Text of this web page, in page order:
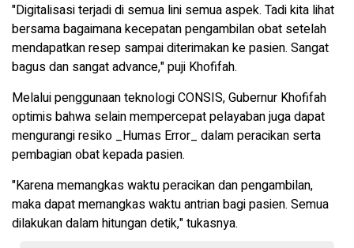
"Digitalisasi terjadi di semua lini semua aspek. Tadi kita lihat
bersama bagaimana kecepatan pengambilan obat setelah
mendapatkan resep sampai diterimakan ke pasien. Sangat
bagus dan sangat advance," puji Khofifah.
Melalui penggunaan teknologi CONSIS, Gubernur Khofifah
optimis bahwa selain mempercepat pelayaban juga dapat
mengurangi resiko _Humas Error_ dalam peracikan serta
pembagian obat kepada pasien.
"Karena memangkas waktu peracikan dan pengambilan,
maka dapat memangkas waktu antrian bagi pasien. Semua
dilakukan dalam hitungan detik," tukasnya.